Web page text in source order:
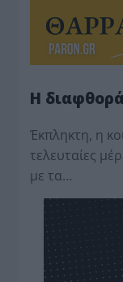
Η
Έκπληκτη, η
τελευταίες
με τα…